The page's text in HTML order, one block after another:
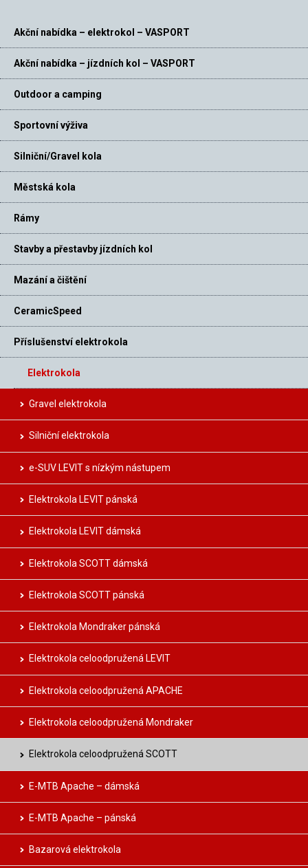
Akční nabídka – elektrokol – VASPORT
Akční nabídka – jízdních kol – VASPORT
Outdoor a camping
Sportovní výživa
Silniční/Gravel kola
Městská kola
Rámy
Stavby a přestavby jízdních kol
Mazání a čištění
CeramicSpeed
Příslušenství elektrokola
Elektrokola
Gravel elektrokola
Silniční elektrokola
e-SUV LEVIT s nízkým nástupem
Elektrokola LEVIT pánská
Elektrokola LEVIT dámská
Elektrokola SCOTT dámská
Elektrokola SCOTT pánská
Elektrokola Mondraker pánská
Elektrokola celoodpružená LEVIT
Elektrokola celoodpružená APACHE
Elektrokola celoodpružená Mondraker
Elektrokola celoodpružená SCOTT
E-MTB Apache – dámská
E-MTB Apache – pánská
Bazarová elektrokola